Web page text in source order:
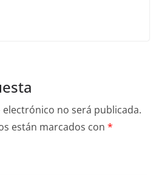
no será publicada.
están marcados con *